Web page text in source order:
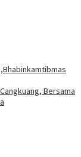
Bersama